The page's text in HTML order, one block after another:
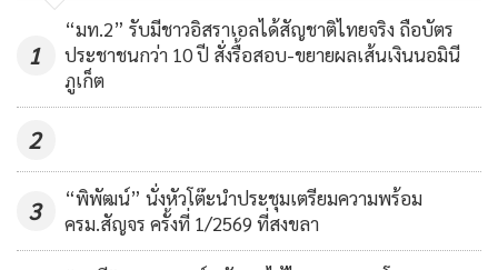
1,905
1
“มท.2” รับมีชาวอิสราเอลได้สัญชาติไทยจริง ถือบัตร
ประชาชนกว่า 10 ปี สั่งรื้อสอบ-ขยายผลเส้นเงินนอมินี
ภูเก็ต
2
3
“พิพัฒน์” นั่งหัวโต๊ะนำประชุมเตรียมความพร้อม
ครม.สัญจร ครั้งที่ 1/2569 ที่สงขลา